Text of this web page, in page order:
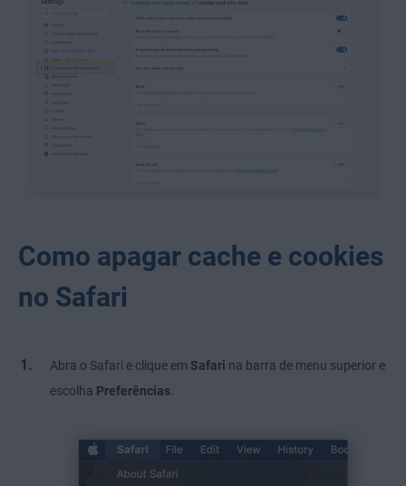
Como apagar cache e cookies
no Safari
Abra o Safari e clique em Safari na barra de menu superior e
escolha Preferências